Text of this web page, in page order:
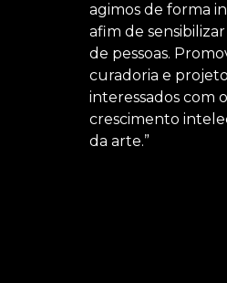
agimos de forma
afim de
de pessoas.
curadoria e
interessados com
crescimento
da arte.”